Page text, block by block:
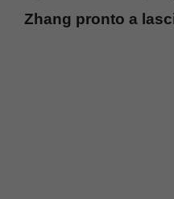
Zhang pronto a